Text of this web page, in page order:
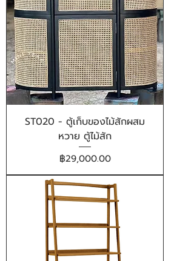
ST020 - ตู้เก็บของไม้สักผสม
หวาย ตู้ไม้สัก
ราคา
฿29,000.00